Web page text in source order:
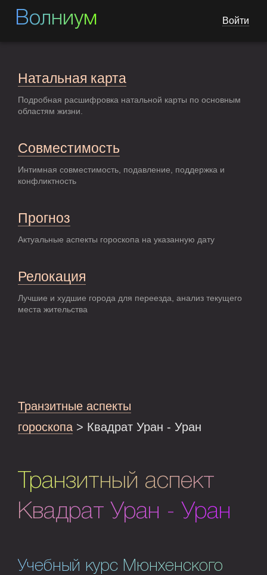
Волниум Войти
Натальная карта
Подробная расшифровка натальной карты по основным
областям жизни.
Совместимость
Интимная совместимость, подавление, поддержка и
конфликтность
Прогноз
Актуальные аспекты гороскопа на указанную дату
Релокация
Лучшие и худшие города для переезда, анализ текущего
места жительства
Транзитные аспекты
гороскопа > Квадрат Уран - Уран
Транзитный аспект
Квадрат Уран - Уран
Учебный курс Мюнхенского